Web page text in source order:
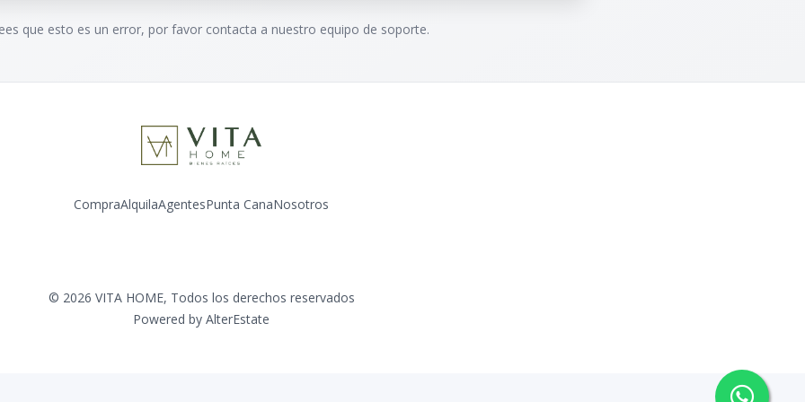
que esto es un error, por favor contacta a nuestro equipo de soporte.
CompraAlquilaAgentesPunta CanaNosotros
© 2026 VITA HOME, Todos los derechos reservados
Powered by AlterEstate